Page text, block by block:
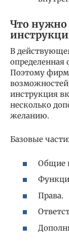
Что нужно
В
Поэтому
инструкция
несколько
желанию.
Базовые части:
Общие
Права.